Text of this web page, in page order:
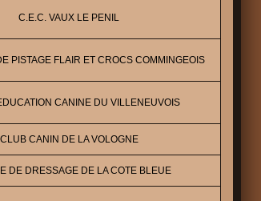
C.E.C. VAUX LE PENIL
PISTAGE FLAIR ET CROCS COMMINGEOIS
CANINE DU VILLENEUVOIS
CLUB CANIN DE LA VOLOGNE
DE DRESSAGE DE LA COTE BLEUE